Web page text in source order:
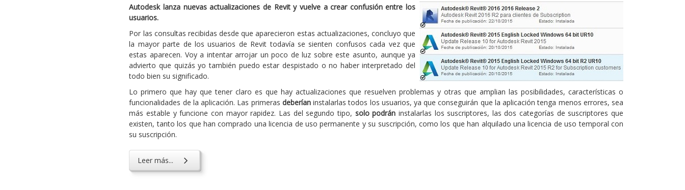
Autodesk lanza nuevas actualizaciones de Revit y vuelve a crear confusión entre los
usuarios.
Por las consultas recibidas desde que aparecieron estas actualizaciones, concluyo que
la mayor parte de los usuarios de Revit todavía se sienten confusos cada vez que
estas aparecen. Voy a intentar arrojar un poco de luz sobre este asunto, aunque ya
advierto que quizás yo también puedo estar despistado o no haber interpretado del
todo bien su significado.
Lo primero que hay que tener claro es que hay actualizaciones que resuelven problemas y otras que amplian las posibilidades, características o
funcionalidades de la aplicación. Las primeras deberíaninstalarlas todos los usuarios, ya que conseguirán que la aplicación tenga menos errores, sea
más estable y funcione con mayor rapidez. Las del segundo tipo, solo podrán instalarlas los suscriptores, las dos categorías de suscriptores que
existen, tanto los que han comprado una licencia de uso permanente y su suscripción, como los que han alquilado una licencia de uso temporal con
su suscripción.
Leer más...